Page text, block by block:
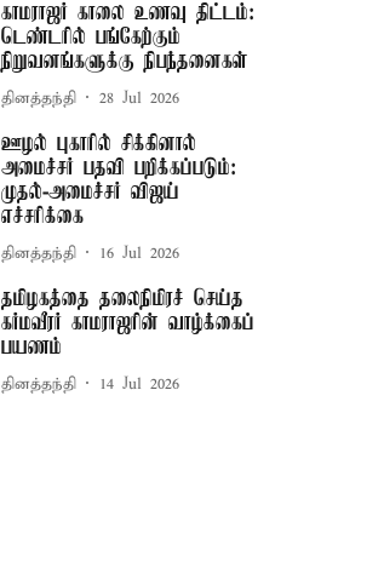
காமராஜர் காலை உணவு திட்டம்:
டெண்டரில் பங்கேற்கும்
நிறுவனங்களுக்கு நிபந்தனைகள்
தினத்தந்தி 28 Jul 2026
ஊழல் புகாரில் சிக்கினால்
அமைச்சர் பதவி பறிக்கப்படும்:
முதல்-அமைச்சர் விஜய்
எச்சரிக்கை
தினத்தந்தி 16 Jul 2026
தமிழகத்தை தலைநிமிரச் செய்த
கர்மவீரர் காமராஜரின் வாழ்க்கைப்
பயணம்
தினத்தந்தி 14 Jul 2026